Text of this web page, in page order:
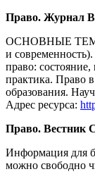
Право. Журнал
ОСНОВНЫЕ
и
право:
практика. Право
образования.
Адрес ресурса:
Право. Вестник
Информация для
можно свободно